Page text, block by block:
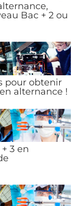
Bac + 2 ou
pour obtenir
alternance !
3 en